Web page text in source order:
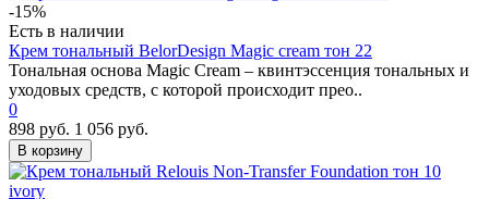
-15%
Есть в наличии
Крем тональный BelorDesign Magic cream тон 22
Тональная основа Magic Cream – квинтэссенция тональных и
уходовых средств, c которой происходит прео..
0
898 руб. 1 056 руб.
В корзину